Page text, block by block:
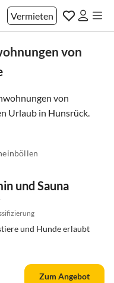
Vermieten
von
von
Urlaub in Hunsrück.
und Sauna
und Hunde erlaubt
Zum Angebot